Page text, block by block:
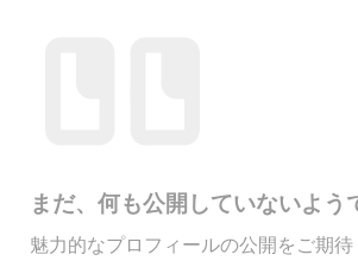
まだ、何も公開していないよ
魅力的なプロフィールの公開をご期待